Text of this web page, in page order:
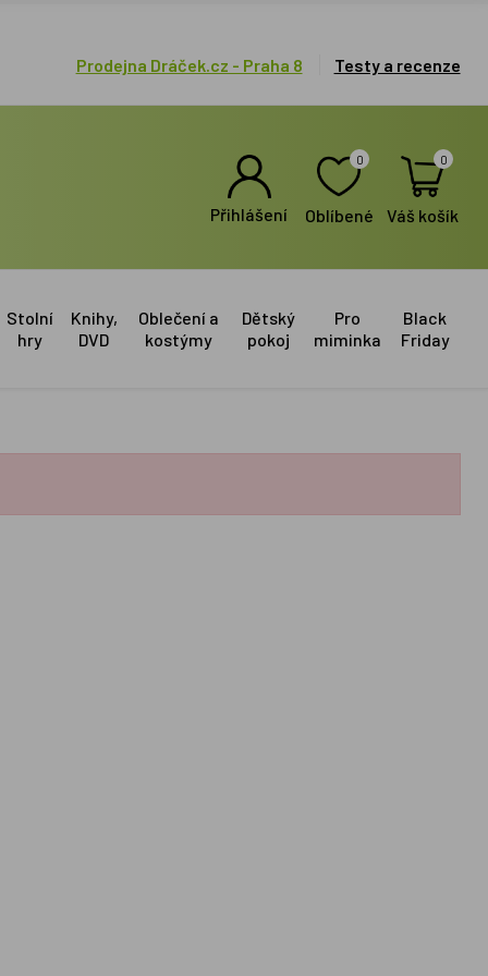
Prodejna Dráček.cz - Praha 8 Testy a recenze
Přihlášení
0
Oblíbené
0
Váš košík
Stolní
hry
Knihy,
DVD
Oblečení a
kostýmy
Dětský
pokoj
Pro
miminka
Black
Friday